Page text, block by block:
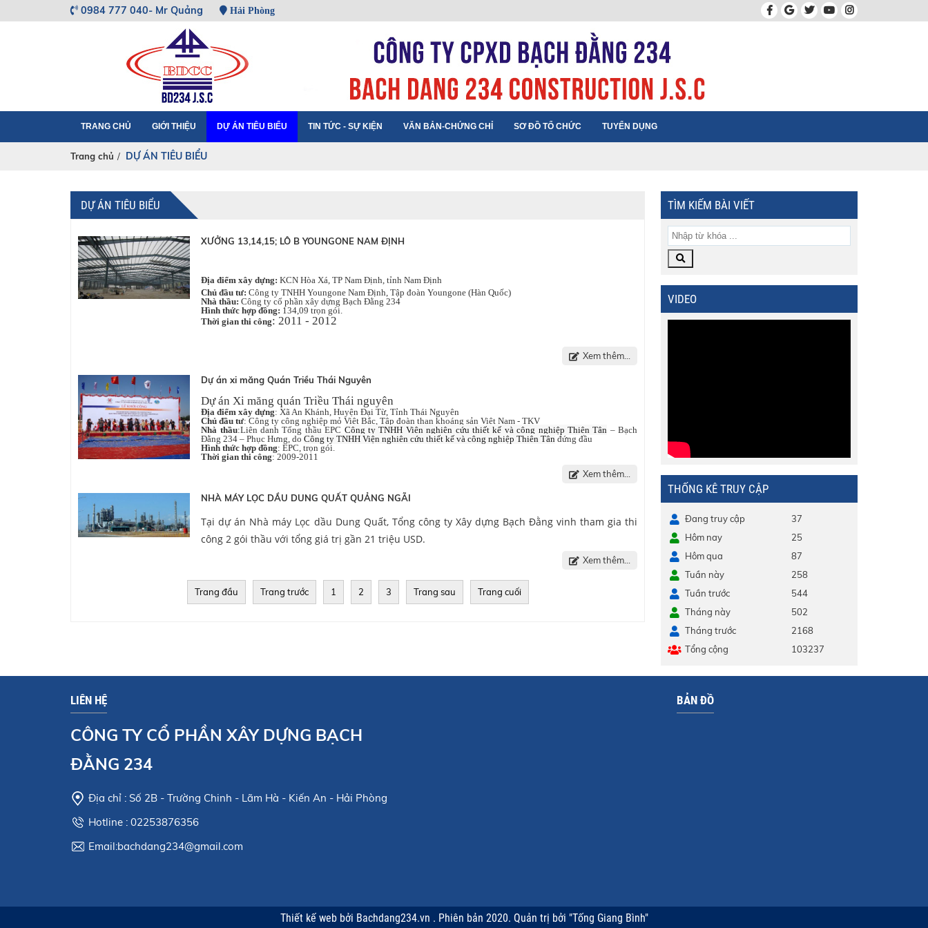
0984 777 040- Mr Quảng Hải Phòng
TRANG CHỦ GIỚI THIỆU DỰ ÁN TIÊU BIỂU TIN TỨC - SỰ KIỆN VĂN BẢN-CHỨNG CHỈ SƠ ĐỒ TỔ CHỨC TUYỂN DỤNG
Trang chủ / DỰ ÁN TIÊU BIỂU
DỰ ÁN TIÊU BIỂU
XƯỞNG 13,14,15; LÔ B YOUNGONE NAM ĐỊNH
Địa điểm xây dựng: KCN Hòa Xá, TP Nam Định, tỉnh Nam Định
Chủ đầu tư: Công ty TNHH Youngone Nam Định, Tập đoàn Youngone (Hàn Quốc)
Nhà thầu:Công ty cổ phần xây dựng Bạch Đằng 234
Hình thức hợp đồng: 134,09 trọn gói.
Thời gian thi công: 2011 - 2012
Xem thêm...
Dự án xi măng Quán Triều Thái Nguyên
Dự án Xi măng quán Triều Thái nguyên
Địa điểm xây dựng: Xã An Khánh, Huyện Đại Từ, Tỉnh Thái Nguyên
Chủ đầu tư: Công ty công nghiệp mỏ Việt Bắc, Tập đoàn than khoáng sản Việt Nam - TKV
Nhà thầu:Liên danh Tổng thầu EPC Công ty TNHH Viện nghiên cứu thiết kế và công nghiệp Thiên Tân – Bạch
Đằng 234 – Phục Hưng, doCông ty TNHH Viện nghiên cứu thiết kế và công nghiệp Thiên Tân đứng đầu
Hình thức hợp đồng: EPC, trọn gói.
Thời gian thi công: 2009-2011
Xem thêm...
NHÀ MÁY LỌC DẦU DUNG QUẤT QUẢNG NGÃI
Tại dự án Nhà máy Lọc dầu Dung Quất, Tổng công ty Xây dựng Bạch Đằng vinh tham gia thi
công 2 gói thầu với tổng giá trị gần 21 triệu USD.
Xem thêm...
Trang đầu Trang trước 1 2 3 Trang sau Trang cuối
TÌM KIẾM BÀI VIẾT
VIDEO
THỐNG KÊ TRUY CẬP
Đang truy cập
37
Hôm nay
25
Hôm qua
87
Tuần này
258
Tuần trước
544
Tháng này
502
Tháng trước
2168
Tổng cộng
103237
LIÊN HỆ
CÔNG TY CỔ PHẦN XÂY DỰNG BẠCH
ĐẰNG 234
Địa chỉ : Số 2B - Trường Chinh - Lãm Hà - Kiến An - Hải Phòng
Hotline : 02253876356
Email:bachdang234@gmail.com
BẢN ĐỒ
Thiết kế web bởi Bachdang234.vn . Phiên bản 2020. Quản trị bởi "Tống Giang Bình"